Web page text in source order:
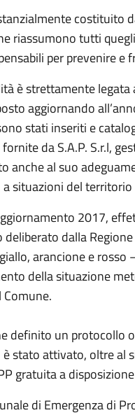
costituito
riassumono tutti
per prevenire
è strettamente
aggiornando
stati inseriti e
da S.A.P. S.r.l,
anche al suo
situazioni del territorio
2017,
deliberato dalla
arancione e rosso
della situazione
definito un protocollo
è stato attivato, oltre al
gratuita a
di Emergenza di